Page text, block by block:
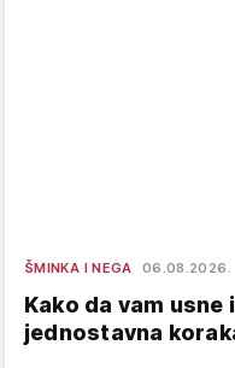
ŠMINKA I NEGA 06.08.2026.
Kako da vam usne
jednostavna